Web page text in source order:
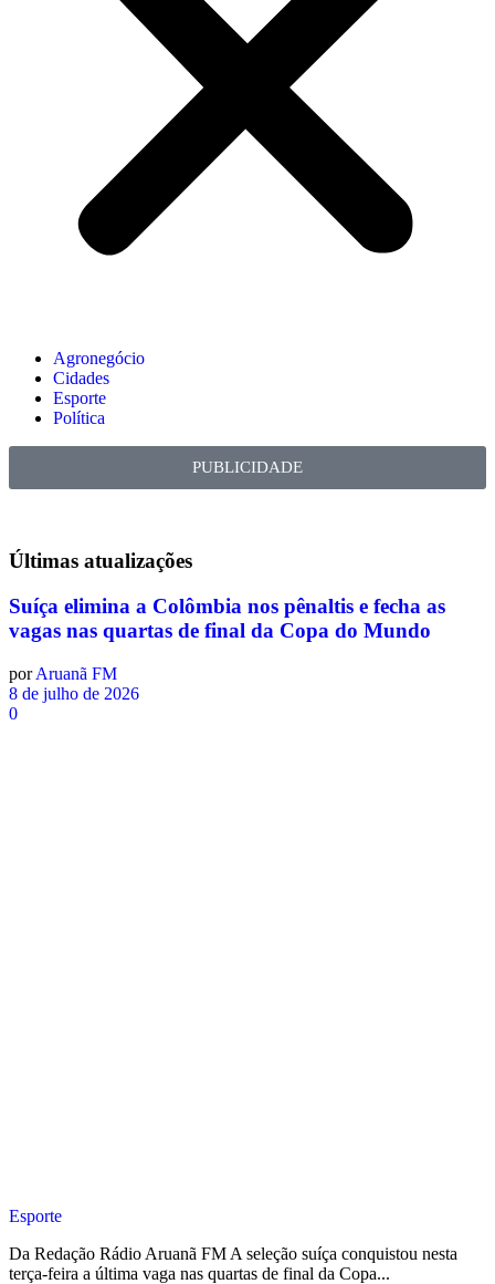
Agronegócio
Cidades
Esporte
Política
PUBLICIDADE
Últimas atualizações
Suíça elimina a Colômbia nos pênaltis e fecha as
vagas nas quartas de final da Copa do Mundo
por Aruanã FM
8 de julho de 2026
0
Esporte
Da Redação Rádio Aruanã FM A seleção suíça conquistou nesta
terça-feira a última vaga nas quartas de final da Copa...